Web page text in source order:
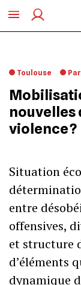
Toulouse
nouvelles
violence ?
Situation
entre
offensives,
et structure
d’éléments
dynamique